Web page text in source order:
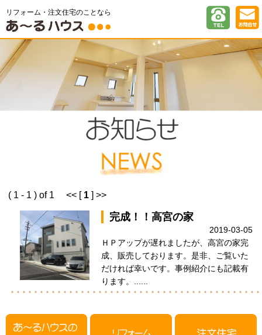
リフォーム・注文住宅のことなら
( 1 - 1 ) of 1 << [ 1 ] >>
完成！！高宮の家
2019-03-05
ＨＰアップが遅れましたが、高宮の家完
成、販売しております。是非、ご覧いた
だければ幸いです。事例紹介にも記載有
ります。......